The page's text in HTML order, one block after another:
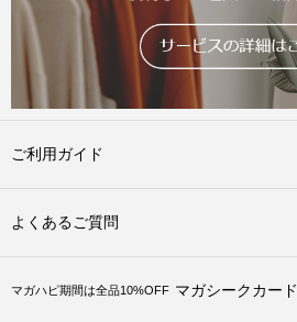
ご利用ガイド
よくあるご質問
マガハピ期間は全品10%OFF マガシークカード